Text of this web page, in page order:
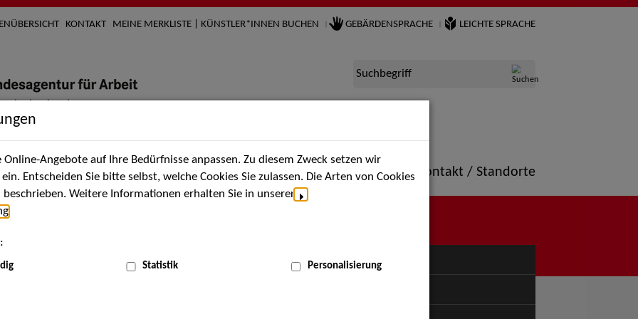
KONTAKT MEINE MERKLISTE | KÜNSTLER*INNEN BUCHEN GEBÄRDENSPRACHE LEICHTE SPRACHE
Suchbegriff
Künstler*innen Über uns Aktuelles Termine Portfolio Kontakt / Standorte
MENÜ
Angebote auf Ihre Bedürfnisse anpassen. Zu diesem Zweck setzen wir
Entscheiden Sie bitte selbst, welche Cookies Sie zulassen. Die Arten von Cookies
Weitere Informationen erhalten Sie in unserer
Statistik Personalisierung